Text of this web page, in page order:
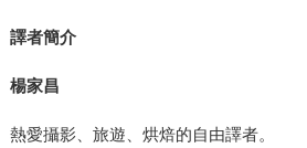
譯者簡介
楊家昌
熱愛攝影、旅遊、烘焙的自由譯者。